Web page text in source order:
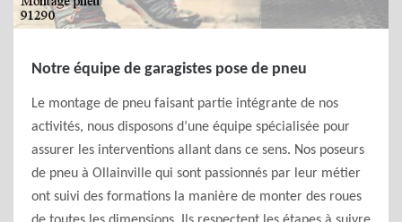
Notre équipe de garagistes pose de pneu
Le montage de pneu faisant partie intégrante de nos
activités, nous disposons d’une équipe spécialisée pour
assurer les interventions allant dans ce sens. Nos poseurs
de pneu à Ollainville qui sont passionnés par leur métier
ont suivi des formations la manière de monter des roues